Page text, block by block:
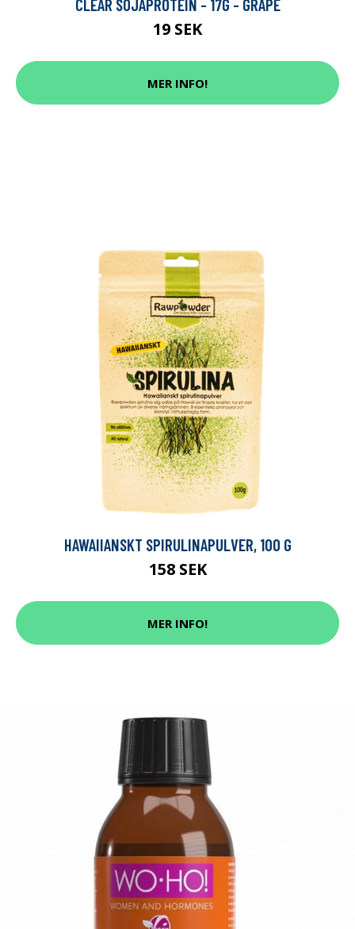
CLEAR SOJAPROTEIN - 17G - GRAPE
19 SEK
MER INFO!
HAWAIIANSKT SPIRULINAPULVER, 100 G
158 SEK
MER INFO!